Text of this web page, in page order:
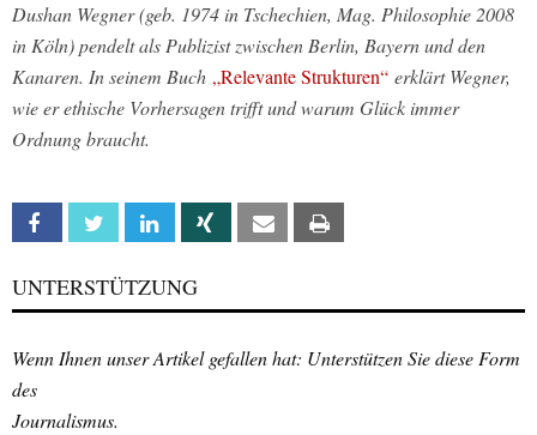
Dushan Wegner (geb. 1974 in Tschechien, Mag. Philosophie 2008
in Köln) pendelt als Publizist zwischen Berlin, Bayern und den
Kanaren. In seinem Buch „Relevante Strukturen“ erklärt Wegner,
wie er ethische Vorhersagen trifft und warum Glück immer
Ordnung braucht.
Facebook Twitter Linkedin Xing Email
UNTERSTÜTZUNG
Wenn Ihnen unser Artikel gefallen hat: Unterstützen Sie diese Form
des
Journalismus.